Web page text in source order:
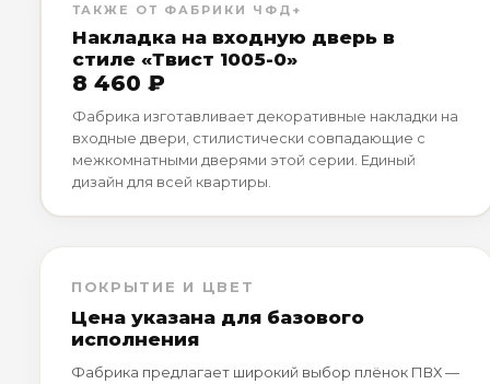
ТАКЖЕ ОТ ФАБРИКИ ЧФД+
Накладка на входную дверь в
стиле «Твист 1005-0»
8 460 ₽
Фабрика изготавливает декоративные накладки на
входные двери, стилистически совпадающие с
межкомнатными дверями этой серии. Единый
дизайн для всей квартиры.
ПОКРЫТИЕ И ЦВЕТ
Цена указана для базового
исполнения
Фабрика предлагает широкий выбор плёнок ПВХ —